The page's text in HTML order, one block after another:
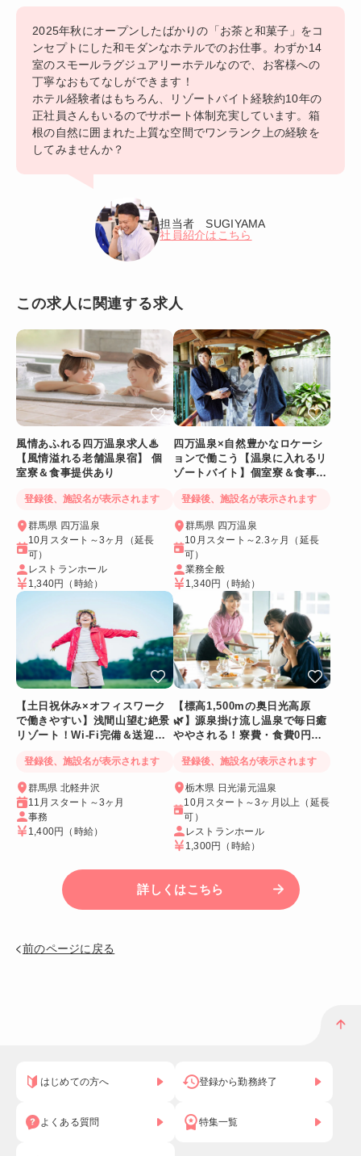
2025年秋にオープンしたばかりの「お茶と和菓子」をコ
ンセプトにした和モダンなホテルでのお仕事。わずか14
室のスモールラグジュアリーホテルなので、お客様への
丁寧なおもてなしができます！
ホテル経験者はもちろん、リゾートバイト経験約10年の
正社員さんもいるのでサポート体制充実しています。箱
根の自然に囲まれた上質な空間でワンランク上の経験を
してみませんか？
担当者 SUGIYAMA
社員紹介はこちら
この求人に関連する求人
風情あふれる四万温泉求人♨
【風情溢れる老舗温泉宿】 個
室寮＆食事提供あり
登録後、施設名が表示されます
群馬県 四万温泉
10月スタート～3ヶ月（延長
可）
レストランホール
1,340円
（時給）
四万温泉×自然豊かなロケーシ
ョンで働こう【温泉に入れるリ
ゾートバイト】個室寮＆食事提
登録後、施設名が表示されます
群馬県 四万温泉
10月スタート～2.3ヶ月（延長
可）
業務全般
1,340円
（時給）
【土日祝休み×オフィスワーク
で働きやすい】浅間山望む絶景
リゾート！Wi-Fi完備＆送迎バ
登録後、施設名が表示されます
群馬県 北軽井沢
11月スタート～3ヶ月
事務
1,400円 （時給）
【標高1,500mの奥日光高原
🌿】源泉掛け流し温泉で毎日癒
ややされる！寮費・食費0円！
登録後、施設名が表示されます
栃木県 日光湯元温泉
10月スタート～3ヶ月以上（延長
可）
レストランホール
1,300円 （時給）
詳しくはこちら
前のページに戻る
はじめての方へ 登録から勤務終了
よくある質問 特集一覧